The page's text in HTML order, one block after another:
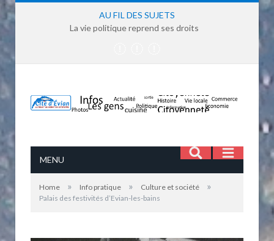
AU FIL DES SUJETS
La vie politique reprend ses droits
MENU
Home » Info pratique » Culture et société »
Palais des festivités d’Evian-les-bains